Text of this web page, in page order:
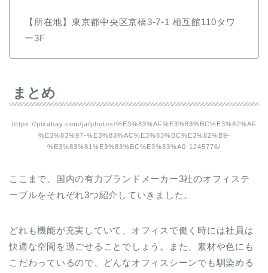
【所在地】東京都中央区京橋3-7-1 相互館110タワ
ー3F
まとめ
https://pixabay.com/ja/photos/%E3%83%AF%E3%83%BC%E3%82%AF
%E3%83%97-%E3%83%AC%E3%83%BC%E3%82%B9-
%E3%83%81%E3%83%BC%E3%83%A0-1245776/
ここまで、国内の有力ブランドメーカー3社のオフィステ
ーブルをそれぞれ3つ紹介していきました。
どれも機能が充実していて、オフィスで働く時には社員は
快適な空間を過ごせることでしょう。また、素材や色にも
こだわっているので、どんなオフィスシーンでも馴染める